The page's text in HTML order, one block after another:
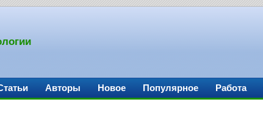
Авторы Новое Популярное Работа